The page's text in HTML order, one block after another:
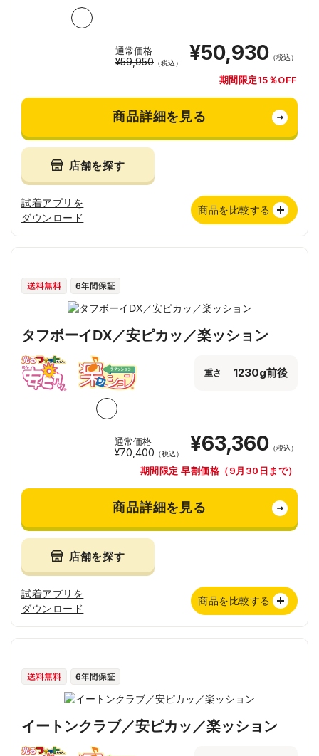
通常価格
¥59,950 （税込） ¥50,930 （税込）
期間限定15％OFF
商品詳細を見る
店舗を探す
試着アプリを
ダウンロード
商品を比較する
タフボーイDX／安ピカッ／楽ッション
重さ 1230g前後
通常価格
¥70,400 （税込） ¥63,360 （税込）
期間限定 早割価格（9月30日まで）
商品詳細を見る
店舗を探す
試着アプリを
ダウンロード
商品を比較する
イートンクラブ／安ピカッ／楽ッション